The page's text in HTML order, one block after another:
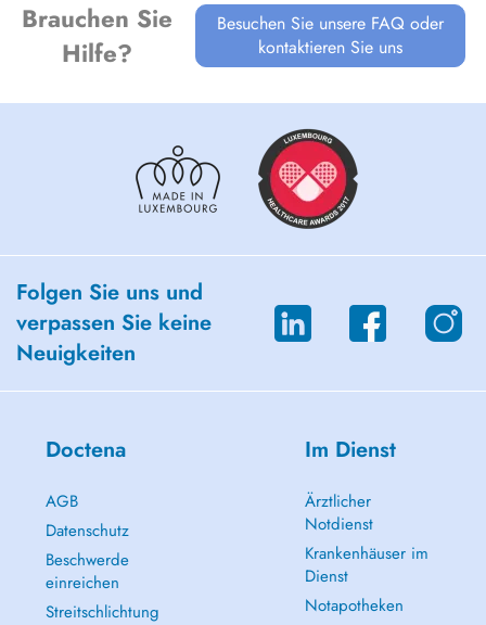
Brauchen Sie
Hilfe?
Besuchen Sie unsere FAQ oder
kontaktieren Sie uns
Folgen Sie uns und
verpassen Sie keine
Neuigkeiten
Doctena
AGB
Datenschutz
Beschwerde
einreichen
Streitschlichtung
Im Dienst
Ärztlicher
Notdienst
Krankenhäuser im
Dienst
Notapotheken